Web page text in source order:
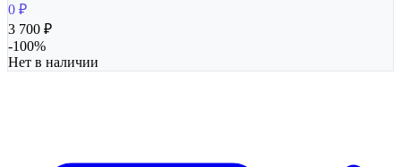
0 ₽
3 700 ₽
-100%
Нет в наличии